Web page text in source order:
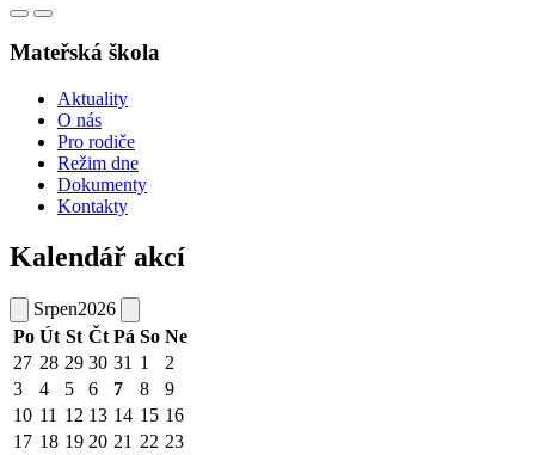
Mateřská škola
Aktuality
O nás
Pro rodiče
Režim dne
Dokumenty
Kontakty
Kalendář akcí
Srpen2026
Po Út St Čt Pá So Ne
27 28 29 30 31 1
2
3
4 5 6 7 8
9
10 11 12 13 14 15 16
17 18 19 20 21 22 23